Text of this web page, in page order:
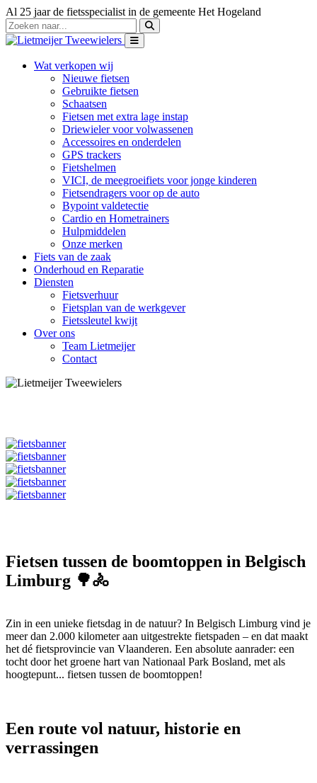
Al 25 jaar de fietsspecialist in de gemeente Het Hogeland
Wat verkopen wij
Nieuwe fietsen
Gebruikte fietsen
Schaatsen
Fietsen met extra lage instap
Driewieler voor volwassenen
Accessoires en onderdelen
GPS trackers
Fietshelmen
VICI, de meegroeifiets voor jonge kinderen
Fietsendragers voor op de auto
Bypoint valdetectie
Cardio en Hometrainers
Hulpmiddelen
Onze merken
Fiets van de zaak
Onderhoud en Reparatie
Diensten
Fietsverhuur
Fietsplan van de werkgever
Fietssleutel kwijt
Over ons
Team Lietmeijer
Contact
Fietsen tussen de boomtoppen in Belgisch
Limburg 🌳🚴
Zin in een unieke fietsdag in de natuur? In Belgisch Limburg vind je
meer dan 2.000 kilometer aan uitgestrekte fietspaden – en dat maakt
het dé fietsprovincie van Vlaanderen. Een absolute aanrader: een
tocht door het groene hart van Nationaal Park Bosland, met als
hoogtepunt... fietsen tussen de boomtoppen!
Een route vol natuur, historie en
verrassingen